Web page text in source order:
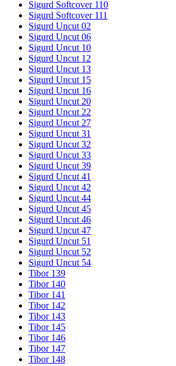
Sigurd Softcover 110
Sigurd Softcover 111
Sigurd Uncut 02
Sigurd Uncut 06
Sigurd Uncut 10
Sigurd Uncut 12
Sigurd Uncut 13
Sigurd Uncut 15
Sigurd Uncut 16
Sigurd Uncut 20
Sigurd Uncut 22
Sigurd Uncut 27
Sigurd Uncut 31
Sigurd Uncut 32
Sigurd Uncut 33
Sigurd Uncut 39
Sigurd Uncut 41
Sigurd Uncut 42
Sigurd Uncut 44
Sigurd Uncut 45
Sigurd Uncut 46
Sigurd Uncut 47
Sigurd Uncut 51
Sigurd Uncut 52
Sigurd Uncut 54
Tibor 139
Tibor 140
Tibor 141
Tibor 142
Tibor 143
Tibor 145
Tibor 146
Tibor 147
Tibor 148